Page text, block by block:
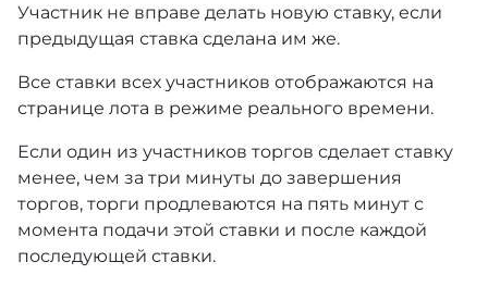
Участник не вправе делать новую ставку, если
предыдущая ставка сделана им же.
Все ставки всех участников отображаются на
странице лота в режиме реального времени.
Если один из участников торгов сделает ставку
менее, чем за три минуты до завершения
торгов, торги продлеваются на пять минут с
момента подачи этой ставки и после каждой
последующей ставки.